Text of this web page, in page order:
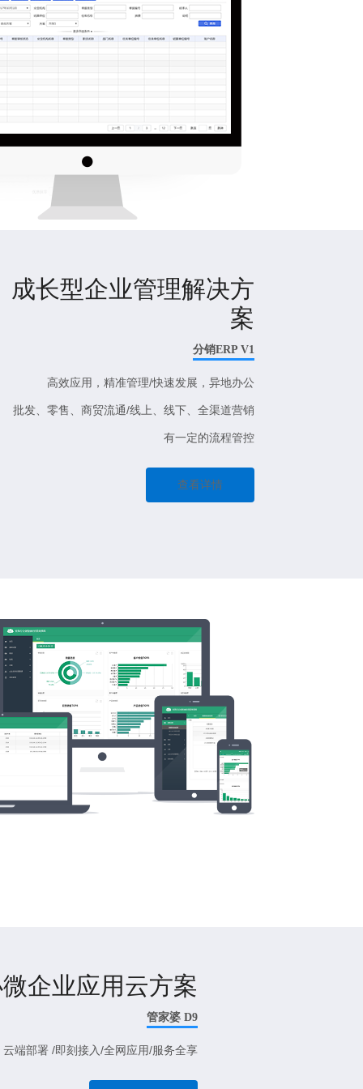
成长型企业管理解决方
案
分销ERP V1
高效应用，精准管理/快速发展，异地办公
批发、零售、商贸流通/线上、线下、全渠道营销
有一定的流程管控
查看详情
企业应用云方案
管家婆 D9
云端部署 /即刻接入/全网应用/服务全享